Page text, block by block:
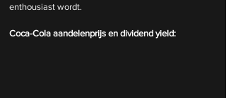
enthousiast wordt.
Coca-Cola aandelenprijs en dividend yield: